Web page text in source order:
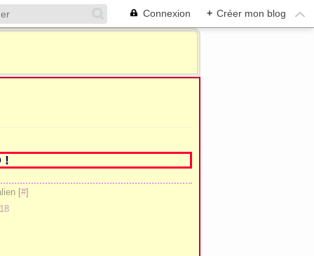
Connexion + Créer mon blog
!
[#]